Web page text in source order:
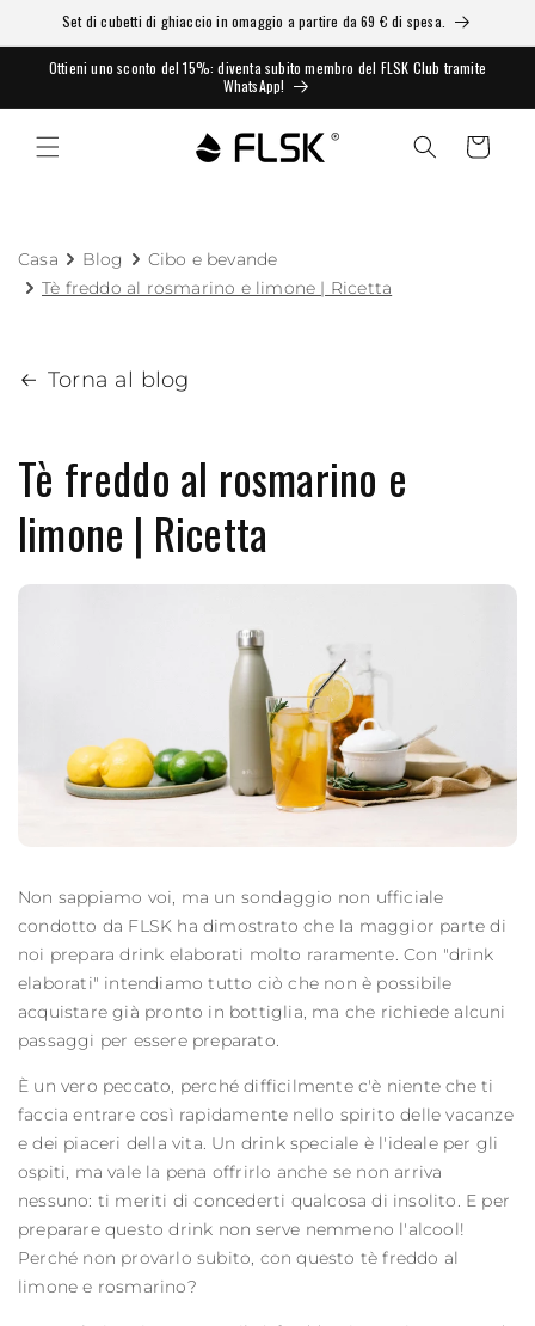
Set di cubetti di ghiaccio in omaggio a partire da 69 € di spesa.
Ottieni uno sconto del 15%: diventa subito membro del FLSK Club tramite
WhatsApp!
Carrello
Casa Blog
Cibo e bevande
Tè freddo al rosmarino e limone | Ricetta
Torna al blog
Tè freddo al rosmarino e
limone | Ricetta
Non sappiamo voi, ma un sondaggio non ufficiale
condotto da FLSK ha dimostrato che la maggior parte di
noi prepara drink elaborati molto raramente. Con "drink
elaborati" intendiamo tutto ciò che non è possibile
acquistare già pronto in bottiglia, ma che richiede alcuni
passaggi per essere preparato.
È un vero peccato, perché difficilmente c'è niente che ti
faccia entrare così rapidamente nello spirito delle vacanze
e dei piaceri della vita. Un drink speciale è l'ideale per gli
ospiti, ma vale la pena offrirlo anche se non arriva
nessuno: ti meriti di concederti qualcosa di insolito. E per
preparare questo drink non serve nemmeno l'alcool!
Perché non provarlo subito, con questo tè freddo al
limone e rosmarino?